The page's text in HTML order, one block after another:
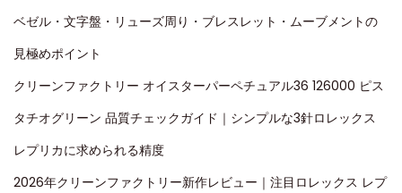
ベゼル・文字盤・リューズ周り・ブレスレット・ムーブメントの
見極めポイント
クリーンファクトリー オイスターパーペチュアル36 126000 ピス
タチオグリーン 品質チェックガイド｜シンプルな3針ロレックス
レプリカに求められる精度
2026年クリーンファクトリー新作レビュー｜注目ロレックス レプ